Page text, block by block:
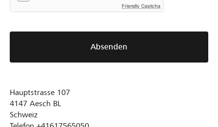
Friendly Captcha
Absenden
Hauptstrasse 107
4147 Aesch BL
Schweiz